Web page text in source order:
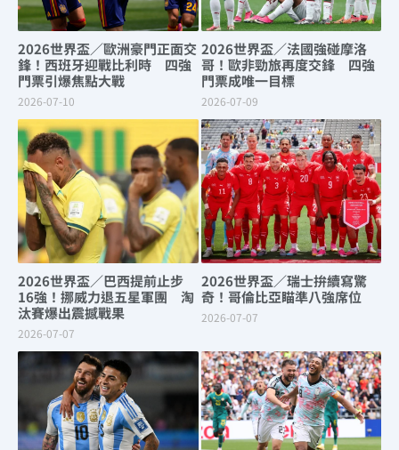
2026世界盃／歐洲豪門正面交
鋒！西班牙迎戰比利時 四強
門票引爆焦點大戰
2026-07-10
2026世界盃／法國強碰摩洛
哥！歐非勁旅再度交鋒 四強
門票成唯一目標
2026-07-09
2026世界盃／巴西提前止步
16強！挪威力退五星軍團 淘
汰賽爆出震撼戰果
2026-07-07
2026世界盃／瑞士拚續寫驚
奇！哥倫比亞瞄準八強席位
2026-07-07